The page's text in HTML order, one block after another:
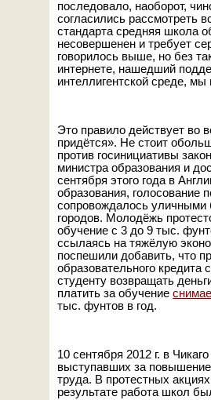
последовало, наоборот,
согласились рассмотреть
стандарта средняя школа
несовершенен и требует
говорилось выше, но без
интернете, нашедший
интеллигентской среде,
Это правило действует во
придётся». Не стоит
против госинициативы
министра образования и
сентября этого года в
образования, голосование
сопровождалось уличными
городов. Молодёжь
обучение с 3 до 9 тыс.
ссылаясь на тяжёлую
поспешили добавить, что
образовательного кредита
студенту возвращать
платить за обучение
тыс. фунтов в год.
10 сентября 2012 г. в
выступавших за
труда. В протестных
результате работа школ